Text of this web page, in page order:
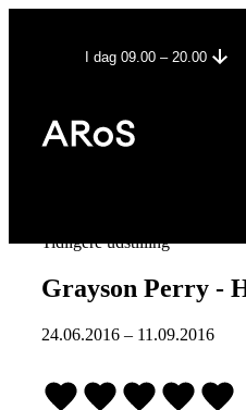
I dag 09.00 – 20.00
Tidligere udstilling
Grayson Perry -
24.06.2016 – 11.09.2016